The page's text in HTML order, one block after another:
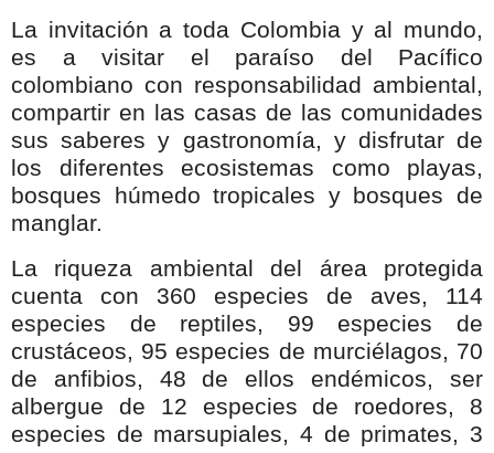
La invitación a toda Colombia y al mundo,
es a visitar el paraíso del Pacífico
colombiano con responsabilidad ambiental,
compartir en las casas de las comunidades
sus saberes y gastronomía, y disfrutar de
los diferentes ecosistemas como playas,
bosques húmedo tropicales y bosques de
manglar.
La riqueza ambiental del área protegida
cuenta con 360 especies de aves, 114
especies de reptiles, 99 especies de
crustáceos, 95 especies de murciélagos, 70
de anfibios, 48 de ellos endémicos, ser
albergue de 12 especies de roedores, 8
especies de marsupiales, 4 de primates, 3